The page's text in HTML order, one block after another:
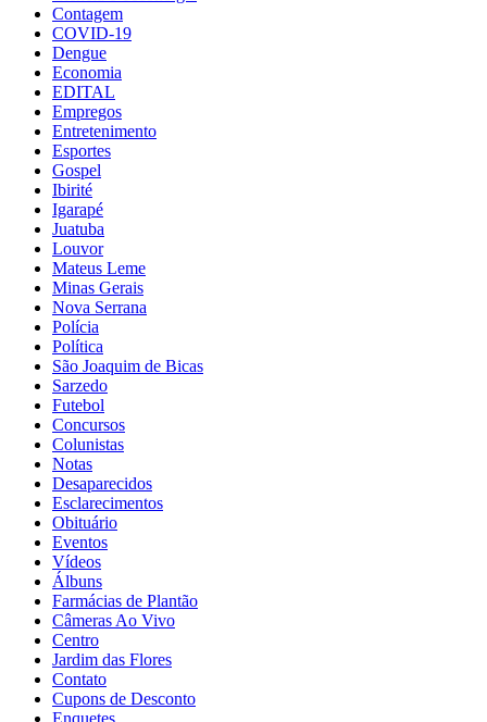
Contagem
COVID-19
Dengue
Economia
EDITAL
Empregos
Entretenimento
Esportes
Gospel
Ibirité
Igarapé
Juatuba
Louvor
Mateus Leme
Minas Gerais
Nova Serrana
Polícia
Política
São Joaquim de Bicas
Sarzedo
Futebol
Concursos
Colunistas
Notas
Desaparecidos
Esclarecimentos
Obituário
Eventos
Vídeos
Álbuns
Farmácias de Plantão
Câmeras Ao Vivo
Centro
Jardim das Flores
Contato
Cupons de Desconto
Enquetes